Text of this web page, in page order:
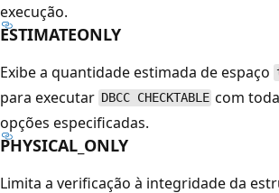
execução.
ESTIMATEONLY
Exibe a quantidade estimada de espaço
para executar DBCC CHECKTABLE com
opções especificadas.
PHYSICAL_ONLY
Limita a verificação à integridade da